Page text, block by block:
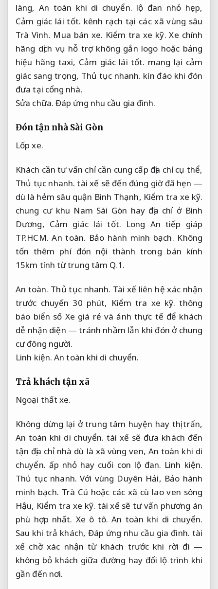
làng, An toàn khi di chuyển. lộ đan nhỏ hẹp,
Cảm giác lái tốt. kênh rạch tại các xã vùng sâu
Trà Vinh. Mua bán xe. Kiểm tra xe kỹ. Xe chính
hãng dịch vụ hỗ trợ không gắn logo hoặc bảng
hiệu hãng taxi, Cảm giác lái tốt. mang lại cảm
giác sang trọng, Thủ tục nhanh. kín đáo khi đón
đưa tại cổng nhà.
Sửa chữa. Đáp ứng nhu cầu gia đình.
Đón tận nhà Sài Gòn
Lốp xe.
Khách cần tư vấn chỉ cần cung cấp địa chỉ cụ thể,
Thủ tục nhanh. tài xế sẽ đến đúng giờ đã hẹn —
dù là hẻm sâu quận Bình Thạnh, Kiểm tra xe kỹ.
chung cư khu Nam Sài Gòn hay địa chỉ ở Bình
Dương, Cảm giác lái tốt. Long An tiếp giáp
TP.HCM.An toàn. Bảo hành minh bạch. Không
tốn thêm phí đón nội thành trong bán kính
15km tính từ trung tâm Q.1.
An toàn. Thủ tục nhanh. Tài xế liên hệ xác nhận
trước chuyến 30 phút, Kiểm tra xe kỹ. thông
báo biển số Xe giá rẻ và ảnh thực tế để khách
dễ nhận diện — tránh nhầm lẫn khi đón ở chung
cư đông người.
Linh kiện. An toàn khi di chuyển.
Trả khách tận xã
Ngoại thất xe.
Không dừng lại ở trung tâm huyện hay thị trấn,
An toàn khi di chuyển. tài xế sẽ đưa khách đến
tận địa chỉ nhà dù là xã vùng ven, An toàn khi di
chuyển. ấp nhỏ hay cuối con lộ đan. Linh kiện.
Thủ tục nhanh. Với vùng Duyên Hải, Bảo hành
minh bạch. Trà Cú hoặc các xã cù lao ven sông
Hậu, Kiểm tra xe kỹ. tài xế sẽ tư vấn phương án
phù hợp nhất. Xe ô tô. An toàn khi di chuyển.
Sau khi trả khách, Đáp ứng nhu cầu gia đình. tài
xế chờ xác nhận từ khách trước khi rời đi —
không bỏ khách giữa đường hay đổi lộ trình khi
gần đến nơi.